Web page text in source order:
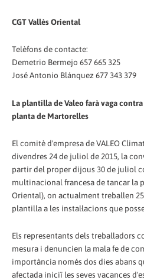
CGT Vallès Oriental
Telèfons de contacte:
Demetrio Bermejo 657 665 325
José Antonio Blánquez 677 343 379
​La plantilla de Valeo farà vaga
planta de Martorelles
El comitè d'empresa de VALEO
divendres 24 de juliol de 2015, la
partir del proper dijous 30 de juliol
multinacional francesa de tancar la
Oriental), on actualment treballen
plantilla a les instal·lacions que
Els representants dels treballadors
mesura i denuncien la mala fe de
importància només dos dies abans
afectada iniciï les seves vacances